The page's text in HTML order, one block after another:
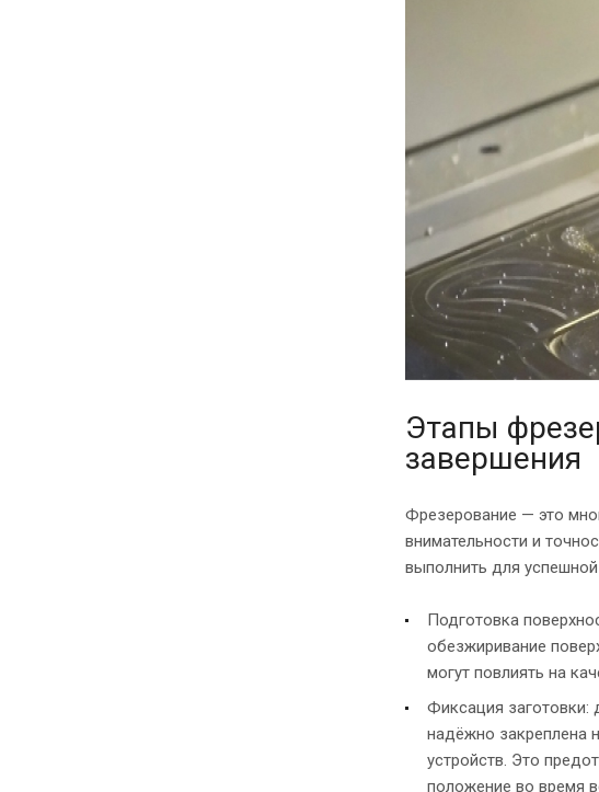
Этапы
завершения
Фрезерование — это
внимательности и
выполнить для
Подготовка
обезжиривание
могут повлиять на
Фиксация заготовки:
надёжно закреплена
устройств. Это
положение во время